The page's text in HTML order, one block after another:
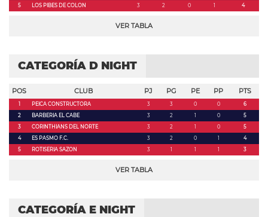
5
LOS PIBES DE COLON 3 2 0 1 4
VER TABLA
CATEGORÍA D NIGHT
POS CLUB PJ PG PE PP PTS
1 PEICA CONSTRUCTORA 3 3 0 0
6
2
BARBERIA EL CABE 3 2 1 0
5
3
CORINTHIANS DEL NORTE 3 2 1 0
5
4
ES PASMO F.C. 3 2 0 1
4
5
ROTISERIA SAZON 3 1 1 1 3
VER TABLA
CATEGORÍA E NIGHT